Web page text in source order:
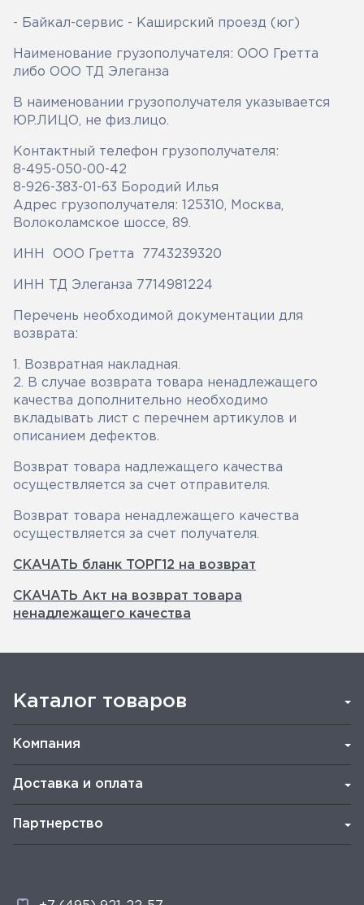
- Байкал-сервис - Каширский проезд (юг)
Наименование грузополучателя: ООО Гретта
либо ООО ТД Элеганза
В наименовании грузополучателя указывается
ЮР.ЛИЦО, не физ.лицо.
Контактный телефон грузополучателя:
8-495-050-00-42
8-926-383-01-63 Бородий Илья
Адрес грузополучателя: 125310, Москва,
Волоколамское шоссе, 89.
ИНН ООО Гретта 7743239320
ИНН ТД Элеганза 7714981224
Перечень необходимой документации для
возврата:
1. Возвратная накладная.
2. В случае возврата товара ненадлежащего
качества дополнительно необходимо
вкладывать лист с перечнем артикулов и
описанием дефектов.
Возврат товара надлежащего качества
осуществляется за счет отправителя.
Возврат товара ненадлежащего качества
осуществляется за счет получателя.
СКАЧАТЬ бланк ТОРГ12 на возврат
СКАЧАТЬ Акт на возврат товара
ненадлежащего качества
Каталог товаров
Компания
Доставка и оплата
Партнерство